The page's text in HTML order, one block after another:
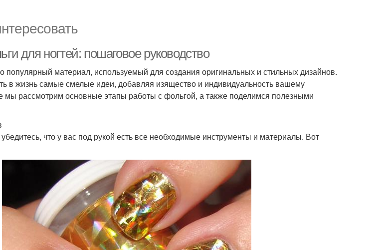
для ногтей: пошаговое руководство
популярный материал, используемый для создания оригинальных и стильных дизайнов.
в жизнь самые смелые идеи, добавляя изящество и индивидуальность вашему
мы рассмотрим основные этапы работы с фольгой, а также поделимся полезными
что у вас под рукой есть все необходимые инструменты и материалы. Вот